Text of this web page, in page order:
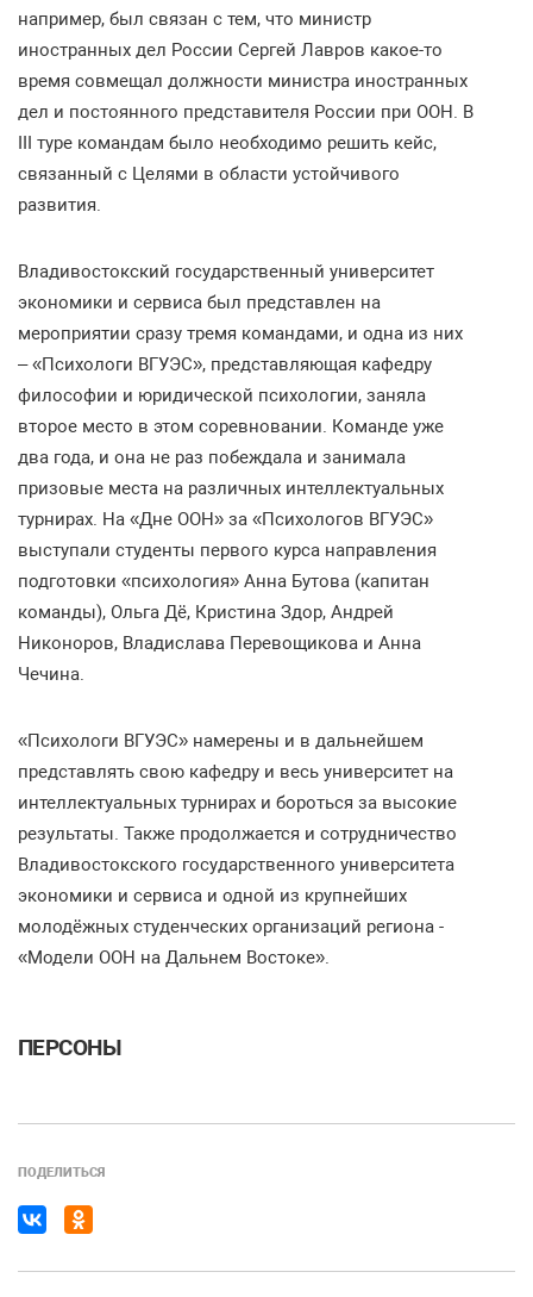
например, был связан с тем, что министр
иностранных дел России Сергей Лавров какое-то
время совмещал должности министра иностранных
дел и постоянного представителя России при ООН. В
III туре командам было необходимо решить кейс,
связанный с Целями в области устойчивого
развития.
Владивостокский государственный университет
экономики и сервиса был представлен на
мероприятии сразу тремя командами, и одна из них
– «Психологи ВГУЭС», представляющая кафедру
философии и юридической психологии, заняла
второе место в этом соревновании. Команде уже
два года, и она не раз побеждала и занимала
призовые места на различных интеллектуальных
турнирах. На «Дне ООН» за «Психологов ВГУЭС»
выступали студенты первого курса направления
подготовки «психология» Анна Бутова (капитан
команды), Ольга Дё, Кристина Здор, Андрей
Никоноров, Владислава Перевощикова и Анна
Чечина.
«Психологи ВГУЭС» намерены и в дальнейшем
представлять свою кафедру и весь университет на
интеллектуальных турнирах и бороться за высокие
результаты. Также продолжается и сотрудничество
Владивостокского государственного университета
экономики и сервиса и одной из крупнейших
молодёжных студенческих организаций региона -
«Модели ООН на Дальнем Востоке».
ПЕРСОНЫ
ПОДЕЛИТЬСЯ